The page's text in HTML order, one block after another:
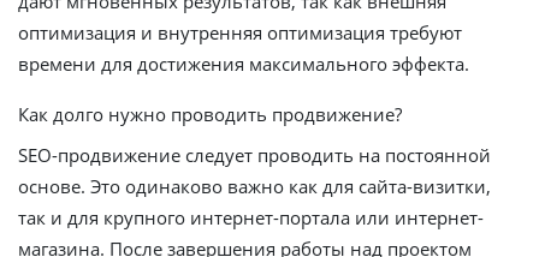
оптимизация и внутренняя оптимизация требуют
времени для достижения максимального эффекта.
Как долго нужно проводить продвижение?
SEO-продвижение следует проводить на постоянной
основе. Это одинаково важно как для сайта-визитки,
так и для крупного интернет-портала или интернет-
магазина. После завершения работы над проектом